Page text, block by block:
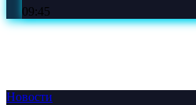
09:45
Новости